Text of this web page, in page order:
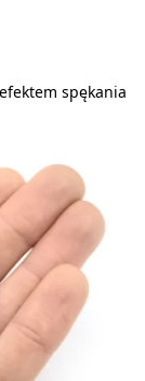
spękania